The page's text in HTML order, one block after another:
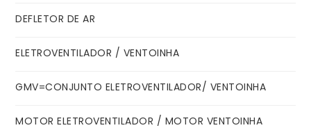
DEFLETOR DE AR
ELETROVENTILADOR / VENTOINHA
GMV=CONJUNTO ELETROVENTILADOR/ VENTOINHA
MOTOR ELETROVENTILADOR / MOTOR VENTOINHA